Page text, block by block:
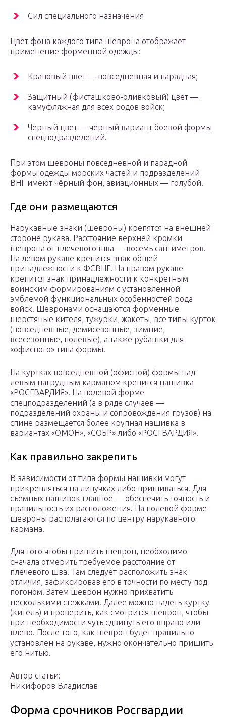
Сил специального назначения
Цвет фона каждого типа шеврона отображает
применение форменной одежды:
Краповый цвет — повседневная и парадная;
Защитный (фисташково-оливковый) цвет —
камуфляжная для всех родов войск;
Чёрный цвет — чёрный вариант боевой формы
спецподразделений.
При этом шевроны повседневной и парадной
формы одежды морских частей и подразделений
ВНГ имеют чёрный фон, авиационных — голубой.
Где они размещаются
Нарукавные знаки (шевроны) крепятся на внешней
стороне рукава. Расстояние верхней кромки
шеврона от плечевого шва — восемь сантиметров.
На левом рукаве крепится знак общей
принадлежности к ФСВНГ. На правом рукаве
крепится знак принадлежности к конкретным
воинским формированиям с установленной
эмблемой функциональных особенностей рода
войск. Шевронами оснащаются форменные
шерстяные кителя, тужурки, жакеты, все типы курток
(повседневные, демисезонные, зимние,
всесезонные, полевые), а также рубашки для
«офисного» типа формы.
На куртках повседневной (офисной) формы над
левым нагрудным карманом крепится нашивка
«РОСГВАРДИЯ». На полевой форме
спецподразделений (а в ряде случаев —
подразделений охраны и сопровождения грузов) на
спине размещается более крупная нашивка в
вариантах «ОМОН», «СОБР» либо «РОСГВАРДИЯ».
Как правильно закрепить
В зависимости от типа формы нашивки могут
прикрепляться на липучках либо пришиваться. Для
съёмных нашивок главное — обеспечить точность и
правильность их расположения. На полевой форме
шевроны располагаются по центру нарукавного
кармана.
Для того чтобы пришить шеврон, необходимо
сначала отмерить требуемое расстояние от
плечевого шва. Там следует расположить знак
отличия, зафиксировав его в точности по месту под
погоном. Затем шеврон нужно прихватить
несколькими стежками. Далее можно надеть куртку
(китель) и проверить, как смотрится шеврон, чтобы
при необходимости чуть сдвинуть его вправо или
влево. После того, как шеврон будет правильно
установлен на рукаве, нужно окончательно пришить
его нитью.
Автор статьи:
Никифоров Владислав
Форма срочников Росгвардии